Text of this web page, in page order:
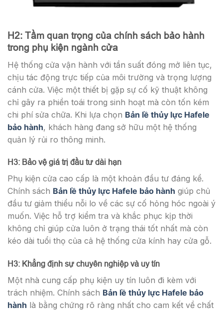
H2: Tầm quan trọng của chính sách bảo hành
trong phụ kiện ngành cửa
Hệ thống cửa vận hành với tần suất đóng mở liên tục,
chịu tác động trực tiếp của môi trường và trọng lượng
cánh cửa. Việc một thiết bị gặp sự cố kỹ thuật không
chỉ gây ra phiền toái trong sinh hoạt mà còn tốn kém
chi phí sửa chữa. Khi lựa chọn Bản lề thủy lực Hafele
bảo hành, khách hàng đang sở hữu một hệ thống
quản lý rủi ro thông minh.
H3: Bảo vệ giá trị đầu tư dài hạn
Phụ kiện cửa cao cấp là một khoản đầu tư đáng kể.
Chính sách Bản lề thủy lực Hafele bảo hành giúp chủ
đầu tư giảm thiểu nỗi lo về các sự cố hỏng hóc ngoài ý
muốn. Việc hỗ trợ kiểm tra và khắc phục kịp thời
không chỉ giúp cửa luôn ở trạng thái tốt nhất mà còn
kéo dài tuổi thọ của cả hệ thống cửa kính hay cửa gỗ.
H3: Khẳng định sự chuyên nghiệp và uy tín
Một nhà cung cấp phụ kiện uy tín luôn đi kèm với
trách nhiệm. Chính sách Bản lề thủy lực Hafele bảo
hành là bằng chứng rõ ràng nhất cho cam kết về chất